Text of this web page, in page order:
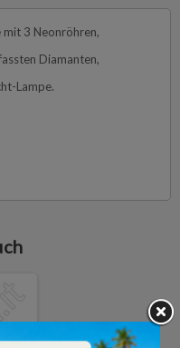
3 Neonröhren,
Diamanten,
Lampe.